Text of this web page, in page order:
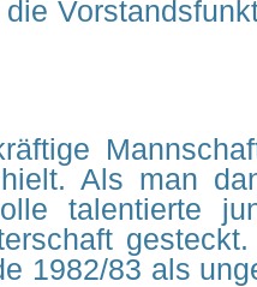
Als man
talentierte
1982/83 als